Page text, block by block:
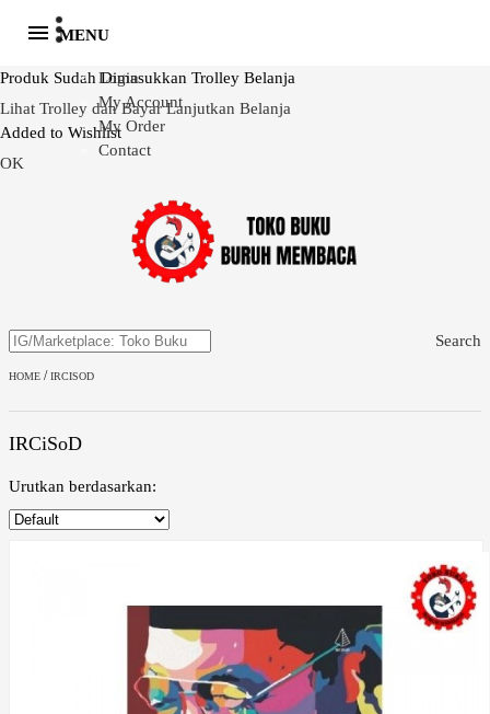
Produk Sudah Dimasukkan Trolley Belanja
Lihat Trolley dan Bayar Lanjutkan Belanja
Added to Wishlist
OK
MENU
Login
My Account
My Order
Contact
Search
HOME /IRCISOD
IRCiSoD
Urutkan berdasarkan: